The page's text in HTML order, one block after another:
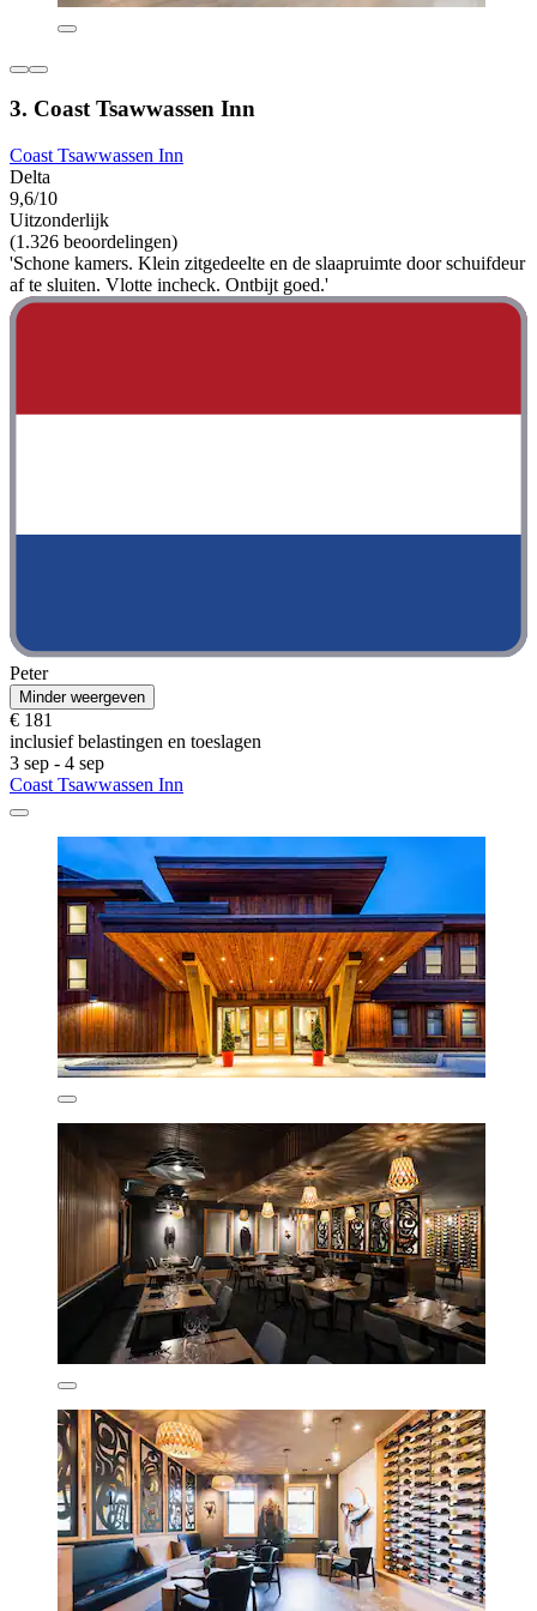
3. Coast Tsawwassen Inn
Coast Tsawwassen Inn
Delta
9,6/10
Uitzonderlijk
(1.326 beoordelingen)
'Schone kamers. Klein zitgedeelte en de slaapruimte door schuifdeur
af te sluiten. Vlotte incheck. Ontbijt goed.'
Peter
Minder weergeven
€ 181
inclusief belastingen en toeslagen
3 sep - 4 sep
Coast Tsawwassen Inn